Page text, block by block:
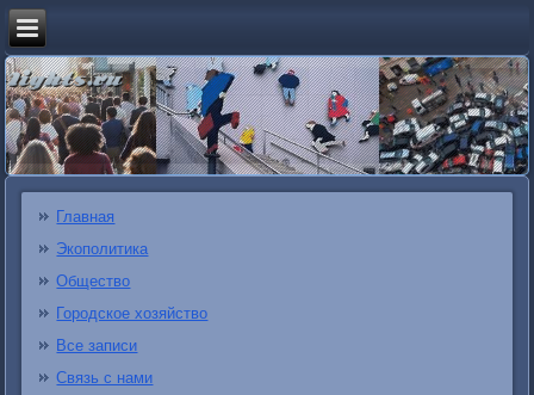
Главная
Экополитика
Общество
Городское хозяйство
Все записи
Связь с нами